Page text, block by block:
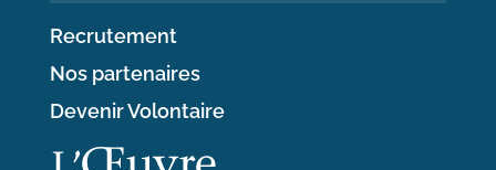
Recrutement
Nos partenaires
Devenir Volontaire